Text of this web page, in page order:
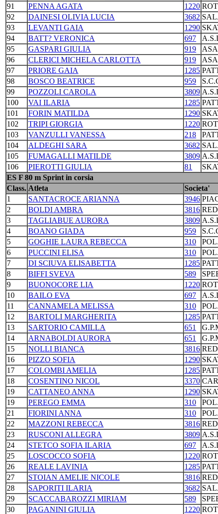
91
PENNA AGATA 1220
92
DAINESI OLIVIA LUCIA 3682
93
LEVANTI GAIA 1290
94
BATT? VERONICA 697
95
GASPARI GIULIA 919
ASA
96
CLERICI MICHELA CARLOTTA 919
ASA
97
PRIORE GAIA 1285
98
BOSCO BEATRICE 959
99
POZZOLI CAROLA 3809
100
VAI ILARIA 1285
101
FORIN MATILDA 1290
102
TRIPI GIORGIA 1220
103
VANZULLI VANESSA 218
104
ALDEGHI SARA 3682
105
FUMAGALLI MATILDE 3809
106
PIEROTTI GIULIA 81
ES F 80 m Sprint in corsia
Class. Atleta
Societa'
1
SANTACROCE ARIANNA 3946
2
BOLDI AMBRA 3816
3
TAGLIABUE AURORA 3809
4
BOANO GIADA 959
5
GOGHIE LAURA REBECCA 310
6
PUCCINI ELISA 310
7
DI SCIUVA ELISABETTA 1285
8
BIFFI SVEVA 589
9
BUONOCORE LIA 1220
10
BAILO EVA 697
11
CANNAMELA MELISSA 310
12
BARTOLI MARGHERITA 1285
13
SARTORIO CAMILLA 651
14
ARNABOLDI AURORA 651
15
NOLLI BIANCA 3816
16
PIZZO SOFIA 1290
17
COLOMBI AMELIA 1285
18
COSENTINO NICOL 3370
19
CATTANEO ANNA 1290
19
PEREGO EMMA 310
21
FIORINI ANNA 310
22
MAZZONI REBECCA 3816
23
RUSCONI ALLEGRA 3809
24
STETCO SOFIA ILARIA 697
25
LOSCOCCO SOFIA 1220
26
REALE LAVINIA 1285
27
STOIAN AMELIE NICOLE 3816
28
SAPORITI ILARIA 3682
29
SCACCABAROZZI MIRIAM 589
30
PAGANINI GIULIA 1220